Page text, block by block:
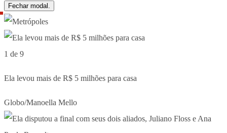
Fechar modal.
1 de 9
Ela levou mais de R$ 5 milhões para casa
Globo/Manoella Mello